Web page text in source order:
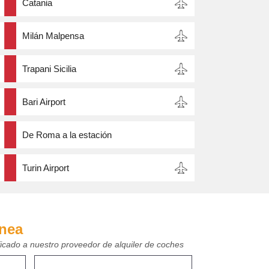
Catania
Milán Malpensa
Trapani Sicilia
Bari Airport
De Roma a la estación
Turin Airport
a nuestro proveedor de alquiler de coches